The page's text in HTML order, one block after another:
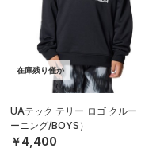
在庫残り僅か
UAテック テリー ロゴ クルー
ーニング/BOYS）
￥4,400